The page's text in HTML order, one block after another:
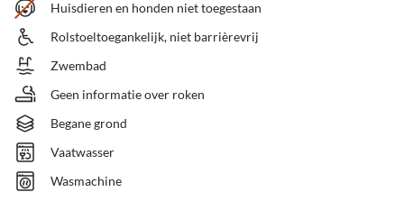
Huisdieren en honden niet toegestaan
Rolstoeltoegankelijk, niet barrièrevrij
Zwembad
Geen informatie over roken
Begane grond
Vaatwasser
Wasmachine